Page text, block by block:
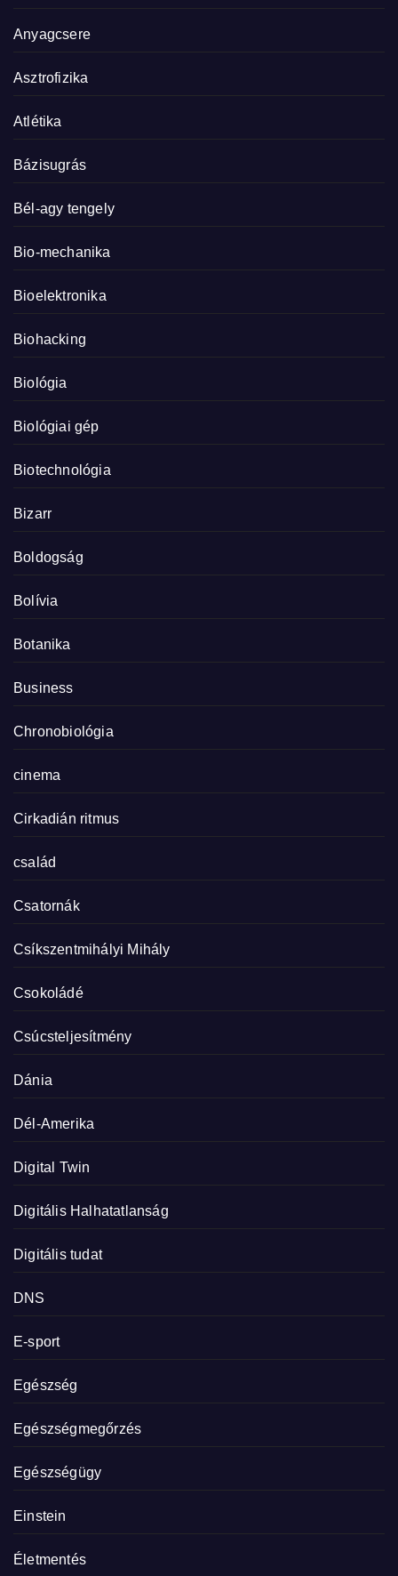
Anyagcsere
Asztrofizika
Atlétika
Bázisugrás
Bél-agy tengely
Bio-mechanika
Bioelektronika
Biohacking
Biológia
Biológiai gép
Biotechnológia
Bizarr
Boldogság
Bolívia
Botanika
Business
Chronobiológia
cinema
Cirkadián ritmus
család
Csatornák
Csíkszentmihályi Mihály
Csokoládé
Csúcsteljesítmény
Dánia
Dél-Amerika
Digital Twin
Digitális Halhatatlanság
Digitális tudat
DNS
E-sport
Egészség
Egészségmegőrzés
Egészségügy
Einstein
Életmentés